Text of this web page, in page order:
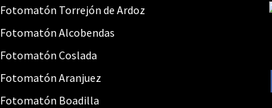
Fotomatón Torrejón de Ardoz
Fotomatón Alcobendas
Fotomatón Coslada
Fotomatón Aranjuez
Fotomatón Boadilla